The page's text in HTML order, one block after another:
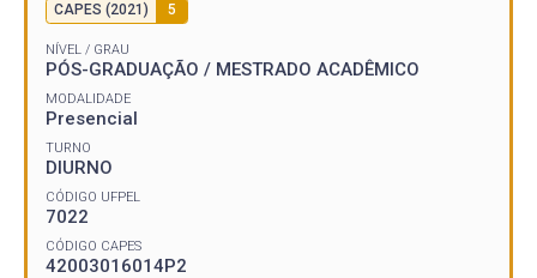
CAPES (2021) 5
NÍVEL / GRAU
PÓS-GRADUAÇÃO / MESTRADO ACADÊMICO
MODALIDADE
Presencial
TURNO
DIURNO
CÓDIGO UFPEL
7022
CÓDIGO CAPES
42003016014P2